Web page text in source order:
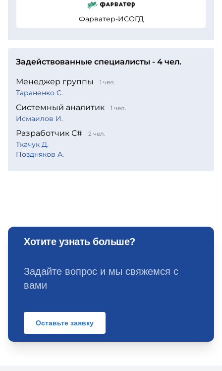
Фарватер-ИСОГД
Задействованные специалисты - 4 чел.
Менеджер группы 1 чел.
Тараненко С.
Системный аналитик 1 чел.
Исмаилов И.
Разработчик С# 2 чел.
Ткачук Д.
Поздняков А.
Хотите узнать больше?
Задайте вопрос и мы свяжемся с
вами
Оставьте заявку